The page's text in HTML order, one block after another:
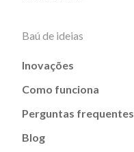
Baú de ideias
Inovações
Como funciona
Perguntas frequentes
Blog